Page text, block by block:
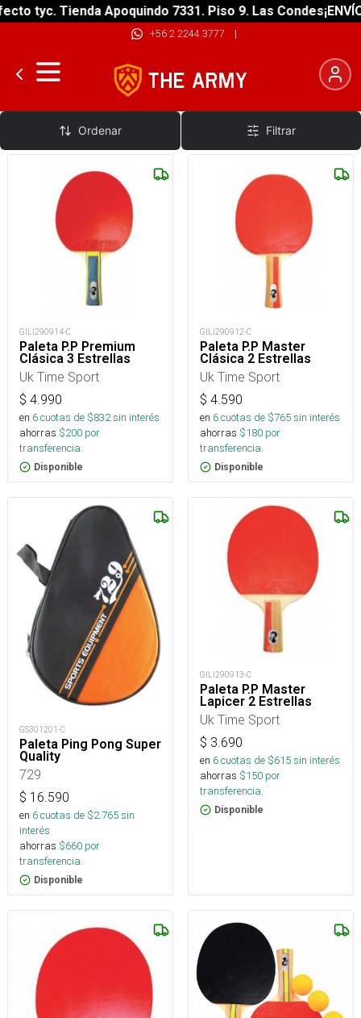
tyc. Tienda Apoquindo 7331. Piso 9. Las Condes
+56 2 2244 3777 |
Paletas
Ordenar Filtrar
GILI290914-C
Paleta P.P Premium
Clásica 3 Estrellas
Uk Time Sport
$ 4.990
en 6cuotas de $832sin interés
ahorras $200 por
transferencia.
Disponible
GILI290912-C
Paleta P.P Master
Clásica 2 Estrellas
Uk Time Sport
$ 4.590
en 6cuotas de $765sin interés
ahorras $180 por
transferencia.
Disponible
GS301201-C
Paleta Ping Pong Super
Quality
729
$ 16.590
en 6cuotas de $2.765sin
interés
ahorras $660 por
transferencia.
Disponible
GILI290913-C
Paleta P.P Master
Lapicer 2 Estrellas
Uk Time Sport
$ 3.690
en 6cuotas de $615sin interés
ahorras $150 por
transferencia.
Disponible